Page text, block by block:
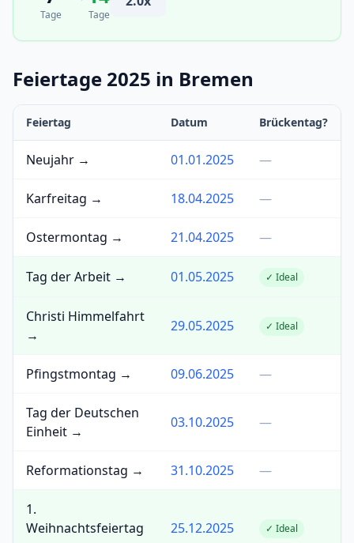
Tage Tage
Feiertage 2025 in Bremen
Feiertag Datum Brückentag?
Neujahr → 01.01.2025 —
Karfreitag → 18.04.2025 —
Ostermontag → 21.04.2025 —
Tag der Arbeit → 01.05.2025 ✓ Ideal
Christi Himmelfahrt
→
29.05.2025 ✓ Ideal
Pfingstmontag → 09.06.2025 —
Tag der Deutschen
Einheit →
03.10.2025 —
Reformationstag → 31.10.2025 —
1.
Weihnachtsfeiertag
25.12.2025 ✓ Ideal